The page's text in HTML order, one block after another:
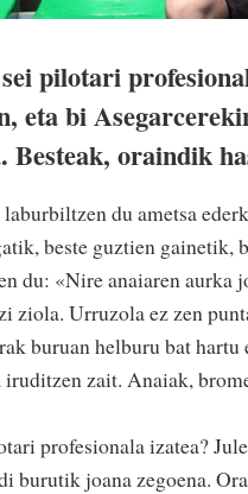
pilotari
eta bi
Besteak, oraindik
du ametsa
beste guztien
du: «Nire anaiaren aurka
ziola. Urruzola ez zen
buruan helburu bat
zait. Anaiak,
profesionala izatea?
burutik joana zegoena.